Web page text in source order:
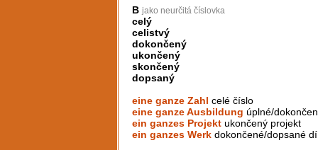
B jako neurčitá číslovka
celý
celistvý
dokončený
ukončený
skončený
dopsaný
eine ganze Zahl celé číslo
eine ganze Ausbildung úplné/
ein ganzes Projekt ukončený projekt
ein ganzes Werk dokončené/dopsané